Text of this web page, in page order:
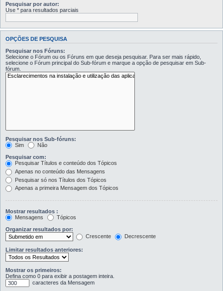
Pesquisar por autor:
Use * para resultados parciais
OPÇÕES DE PESQUISA
Pesquisar nos Fóruns:
Selecione o Fórum ou os Fóruns em que deseja pesquisar. Para ser mais rápido,
selecione o Fórum principal do Sub-fórum e marque a opção de pesquisar em Sub-
fórum.
Pesquisar nos Sub-fóruns:
Sim
Não
Pesquisar com:
Pesquisar Títulos e conteúdo dos Tópicos
Apenas no conteúdo das Mensagens
Pesquisar só nos Títulos dos Tópicos
Apenas a primeira Mensagem dos Tópicos
Mostrar resultados :
Mensagens
Tópicos
Organizar resultados por:
Crescente
Decrescente
Limitar resultados anteriores:
Mostrar os primeiros:
Defina como 0 para exibir a postagem inteira.
caracteres da Mensagem